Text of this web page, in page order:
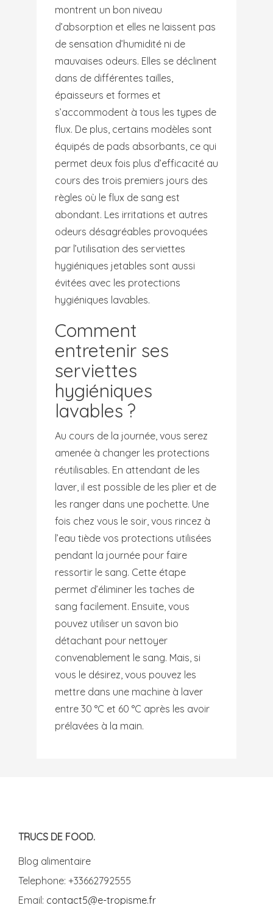
montrent un bon niveau
d’absorption et elles ne laissent pas
de sensation d’humidité ni de
mauvaises odeurs. Elles se déclinent
dans de différentes tailles,
épaisseurs et formes et
s’accommodent à tous les types de
flux. De plus, certains modèles sont
équipés de pads absorbants, ce qui
permet deux fois plus d’efficacité au
cours des trois premiers jours des
règles où le flux de sang est
abondant. Les irritations et autres
odeurs désagréables provoquées
par l’utilisation des serviettes
hygiéniques jetables sont aussi
évitées avec les protections
hygiéniques lavables.
Comment
entretenir ses
serviettes
hygiéniques
lavables ?
Au cours de la journée, vous serez
amenée à changer les protections
réutilisables. En attendant de les
laver, il est possible de les plier et de
les ranger dans une pochette. Une
fois chez vous le soir, vous rincez à
l’eau tiède vos protections utilisées
pendant la journée pour faire
ressortir le sang. Cette étape
permet d’éliminer les taches de
sang facilement. Ensuite, vous
pouvez utiliser un savon bio
détachant pour nettoyer
convenablement le sang. Mais, si
vous le désirez, vous pouvez les
mettre dans une machine à laver
entre 30 °C et 60 °C après les avoir
prélavées à la main.
TRUCS DE FOOD.
Blog alimentaire
Telephone: +33662792555
Email: contact5@e-tropisme.fr